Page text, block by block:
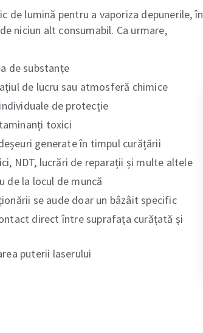
de lumină pentru a vaporiza depunerile, în
niciun alt consumabil. Ca urmare,
de substanțe
de lucru sau atmosferă chimice
de protecție
toxici
generate în timpul curățării
NDT, lucrări de reparații și multe altele
de la locul de muncă
se aude doar un bâzâit specific
direct între suprafața curățată și
puterii laserului